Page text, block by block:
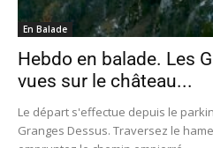
En Balade
Hebdo en balade. Les
vues sur le château...
Le départ s'effectue depuis le
Granges Dessus. Traversez le